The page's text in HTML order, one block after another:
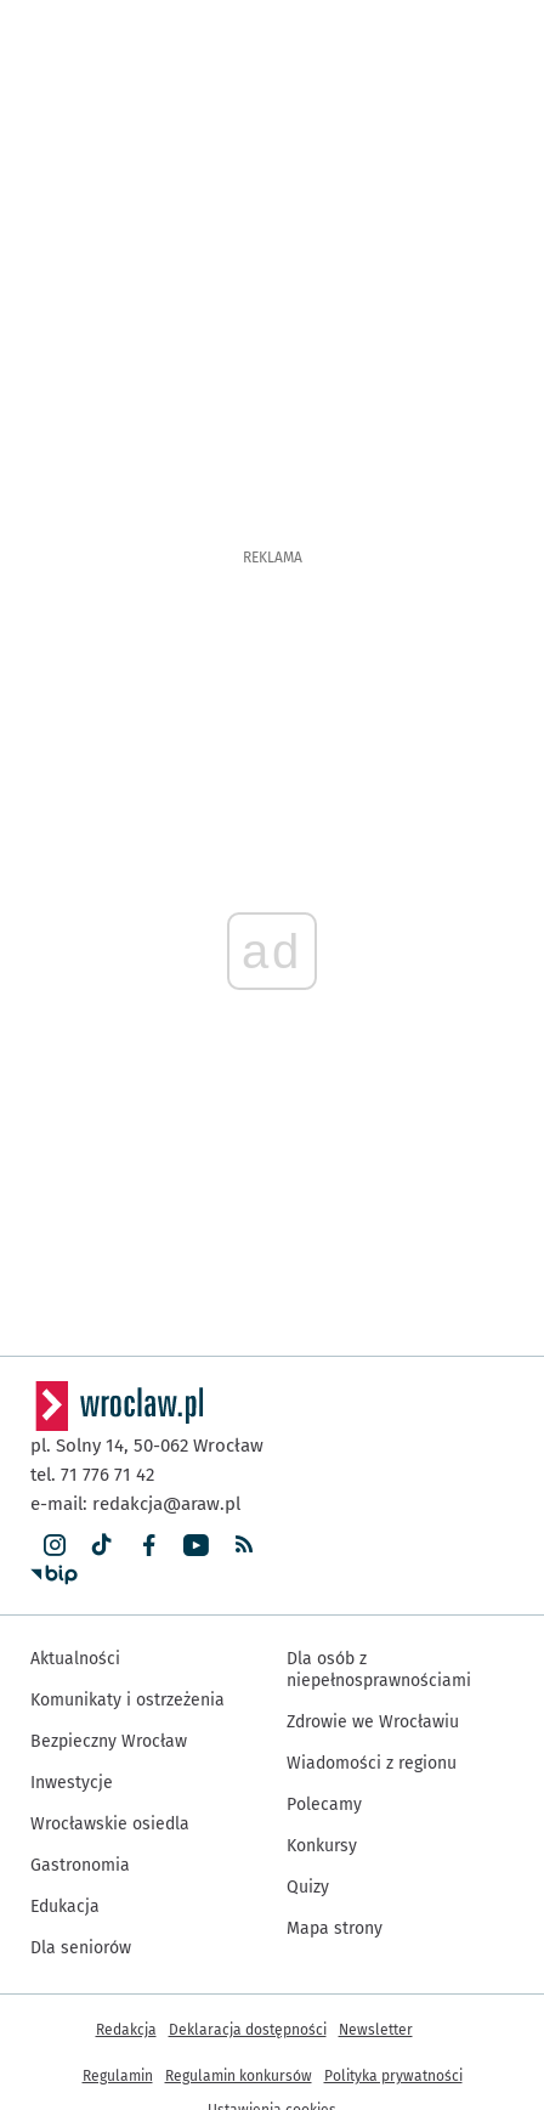
REKLAMA
ad
pl. Solny 14, 50-062 Wrocław
tel. 71 776 71 42
e-mail: redakcja@araw.pl
Aktualności
Komunikaty i ostrzeżenia
Bezpieczny Wrocław
Inwestycje
Wrocławskie osiedla
Gastronomia
Edukacja
Dla seniorów
Dla osób z
niepełnosprawnościami
Zdrowie we Wrocławiu
Wiadomości z regionu
Polecamy
Konkursy
Quizy
Mapa strony
Inne informacje
Redakcja Deklaracja dostępności Newsletter
Regulamin Regulamin konkursów
Polityka prywatności